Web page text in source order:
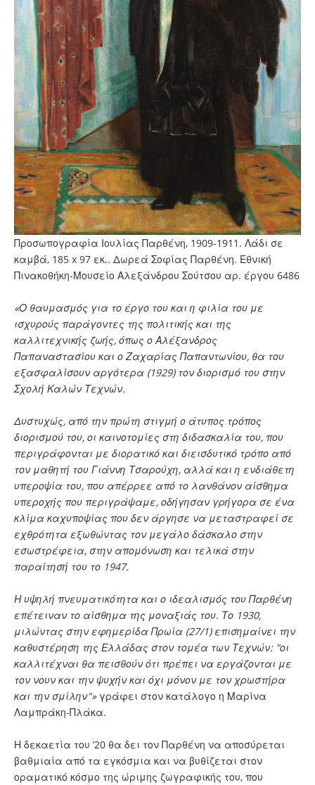
Προσωπογραφία Ιουλίας Παρθένη, 1909-1911. Λάδι σε
καμβά, 185 x 97 εκ.. Δωρεά Σοφίας Παρθένη. Εθνική
Πινακοθήκη-Μουσείο Αλεξάνδρου Σούτσου αρ. έργου 6486
«Ο θαυμασμός για το έργο του και η φιλία του με
ισχυρούς παράγοντες της πολιτικής και της
καλλιτεχνικής ζωής, όπως ο Αλέξανδρος
Παπαναστασίου και ο Ζαχαρίας Παπαντωνίου, θα του
εξασφαλίσουν αργότερα (1929) τον διορισμό του στην
Σχολή Καλών Τεχνών.
Δυστυχώς, από την πρώτη στιγμή ο άτυπος τρόπος
διορισμού του, οι καινοτομίες στη διδασκαλία του, που
περιγράφονται με διορατικό και διεισδυτικό τρόπο από
τον μαθητή του Γιάννη Τσαρούχη, αλλά και η ενδιάθετη
υπεροψία του, που απέρρεε από το λανθάνον αίσθημα
υπεροχής που περιγράψαμε, οδήγησαν γρήγορα σε ένα
κλίμα καχυποψίας που δεν άργησε να μεταστραφεί σε
εχθρότητα εξωθώντας τον μεγάλο δάσκαλο στην
εσωστρέφεια, στην απομόνωση και τελικά στην
παραίτησή του το 1947.
Η υψηλή πνευματικότητα και ο ιδεαλισμός του Παρθένη
επέτειναν το αίσθημα της μοναξιάς του. Το 1930,
μιλώντας στην εφημερίδα Πρωία (27/1) επισημαίνει την
καθυστέρηση της Ελλάδας στον τομέα των Τεχνών: "οι
καλλιτέχναι θα πεισθούν ότι πρέπει να εργάζονται με
τον νουν και την ψυχήν και όχι μόνον με τον χρωστήρα
και την σμίλην"»γράφει στον κατάλογο η Μαρίνα
Λαμπράκη-Πλάκα.
Η δεκαετία του ’20 θα δει τον Παρθένη να αποσύρεται
βαθμιαία από τα εγκόσμια και να βυθίζεται στον
οραματικό κόσμο της ώριμης ζωγραφικής του, που